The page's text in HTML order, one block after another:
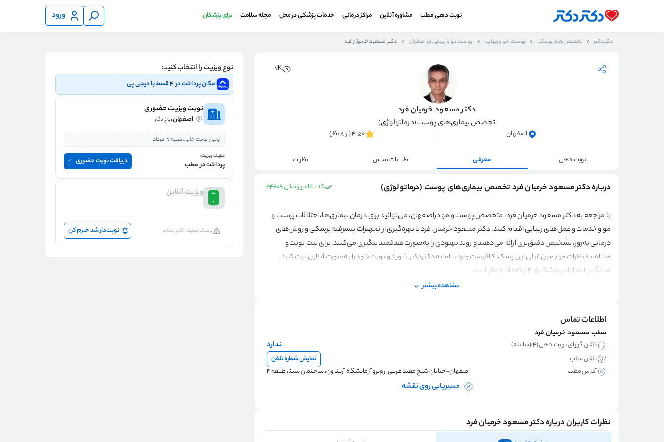
ورود نوبت دهی مطب مشاوره آنلاین مراکز درمانی خدمات پزشکی در محل مجله سلامت برای پزشکان
دکتردکتر تخصص های پزشکی پوست، مو و زیبایی پوست، مو و زیبایی در اصفهان دکتر مسعود خرمیان فرد
7K
دکتر مسعود خرمیان فرد
تخصص بیماری‌های پوست (درماتولوژی)
اصفهان 4.50 (از 8 نظر)
نوبت دهی معرفی اطلاعات تماس نظرات
نوع ویزیت را انتخاب کنید:
امکان پرداخت در ۴ قسط با دیجی پی
نوبت ویزیت حضوری
اصفهان،باغ نگار
اولین نوبت خالی:شنبه 17 مرداد
هزینه ویزیت:
پرداخت در مطب دریافت نوبت حضوری
ویزیت آنلاین
پزشک نوبت خالی ندارد. نوبت‌دار شد خبرم کن
درباره دکتر مسعود خرمیان فرد تخصص بیماری‌های پوست (درماتولوژی) کد نظام پزشکی 44609
با مراجعه به دکتر مسعود خرمیان فرد، متخصص پوست و مو دراصفهان، می‌توانید برای درمان بیماری‌ها، اختلالات پوست و
مو و خدمات و عمل‌های زیبایی اقدام کنید. دکتر مسعود خرمیان فرد با بهره‌گیری از تجهیزات پیشرفته پزشکی و روش‌های
درمانی به‌روز، تشخیص دقیق‌تری ارائه می‌دهند و روند بهبودی را به‌صورت هدفمند پیگیری می‌کنند. برای ثبت نوبت و
مشاهده نظرات مراجعین قبلی این پشک، کافیست وارد سامانه دکتردکتر شوید و نوبت خود را به‌صورت آنلاین ثبت کنید.
میانگین امتیاز این پزشک 4.5 از تعداد 8 نظر است.
مشاهده بیشتر
اطلاعات تماس
مطب مسعود خرمیان فرد
تلفن گویای نوبت دهی (۲۴ساعته) ندارد
تلفن مطب
نمایش شماره تلفن
آدرس مطب
اصفهان-خیابان شیخ مفید غربی، روبرو آزمایشگاه آریترون، ساختمان سینا، طبقه 4
مسیریابی روی نقشه
نظرات کاربران درباره دکتر مسعود خرمیان فرد